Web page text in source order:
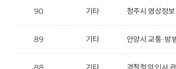
90 기타 청주시 영상정
89 기타 안양시 교통·방